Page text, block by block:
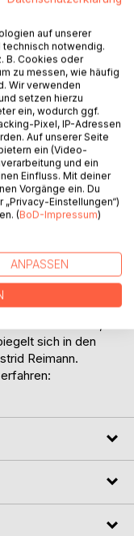
herausbrachte, ist
vor mit alten
Klassiker "Die
nicht fehlen.
sich in den
Reimann.
auf unserer
technisch notwendig.
B. Cookies oder
zu messen, wie häufig
Wir verwenden
setzen hierzu
ein, wodurch ggf.
Pixel, IP-Adressen
Auf unserer Seite
ein (Video-
und ein
Einfluss. Mit deiner
Vorgänge ein. Du
Einstellungen“)
(BoD-Impressum)
ANPASSEN